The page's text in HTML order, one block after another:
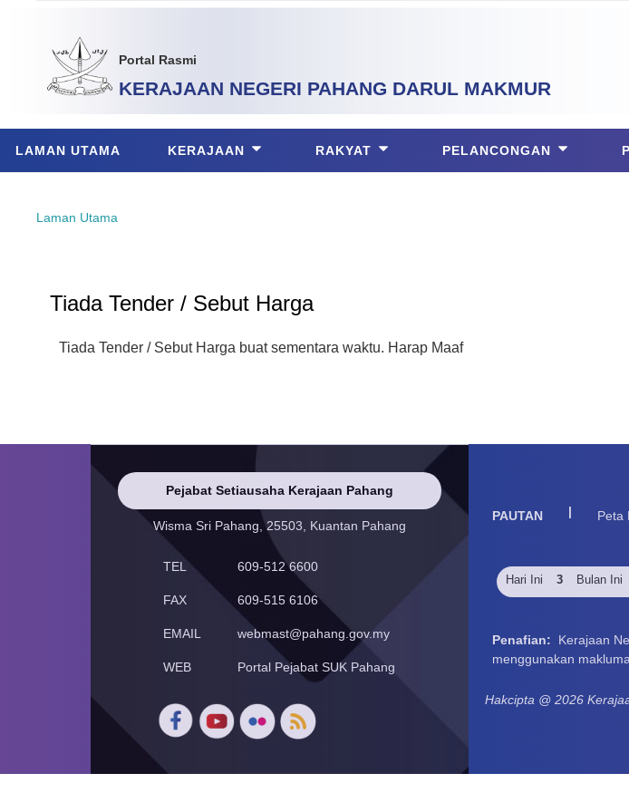
Portal Rasmi
KERAJAAN NEGERI PAHANG DARUL MAKMUR
LAMAN UTAMA KERAJAAN RAKYAT PELANCONGAN
Laman Utama
Tiada Tender / Sebut Harga
Tiada Tender / Sebut Harga buat sementara waktu. Harap Maaf
Pejabat Setiausaha Kerajaan Pahang
Wisma Sri Pahang, 25503, Kuantan Pahang
TEL 609-512 6600
FAX 609-515 6106
EMAIL webmast@pahang.gov.my
WEB Portal Pejabat SUK Pahang
PAUTAN | Peta
Hari Ini 3 Bulan Ini
Penafian: Kerajaan
menggunakan
Hakcipta @ 2026